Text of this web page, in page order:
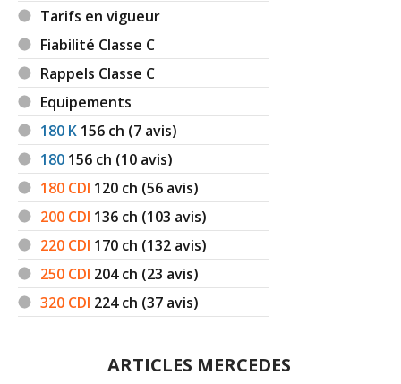
Tous les autres
Tarifs en vigueur
Fiabilité Classe C
Rappels Classe C
Equipements
180 K 156 ch (7 avis)
180 156 ch (10 avis)
180 CDI 120 ch (56 avis)
200 CDI 136 ch (103 avis)
220 CDI 170 ch (132 avis)
250 CDI 204ch (23 avis)
320 CDI 224ch (37 avis)
ARTICLES MERCEDES